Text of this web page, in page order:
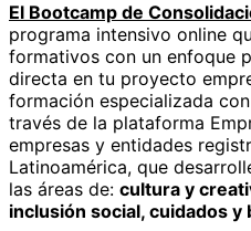
El Bootcamp de
programa intensivo online
formativos con un enfoque
directa en tu proyecto
formación especializada
través de la plataforma
empresas y entidades
Latinoamérica, que
las áreas de: cultura y
inclusión social, cuidados y